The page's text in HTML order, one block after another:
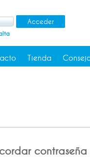
Tienda
contraseña